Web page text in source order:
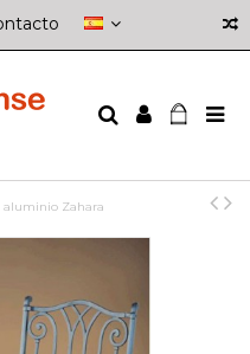
aluminio Zahara